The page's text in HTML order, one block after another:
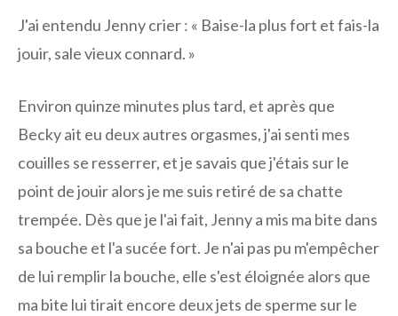
J'ai entendu Jenny crier : « Baise-la plus fort et fais-la
jouir, sale vieux connard. »
Environ quinze minutes plus tard, et après que
Becky ait eu deux autres orgasmes, j'ai senti mes
couilles se resserrer, et je savais que j'étais sur le
point de jouir alors je me suis retiré de sa chatte
trempée. Dès que je l'ai fait, Jenny a mis ma bite dans
sa bouche et l'a sucée fort. Je n'ai pas pu m'empêcher
de lui remplir la bouche, elle s'est éloignée alors que
ma bite lui tirait encore deux jets de sperme sur le